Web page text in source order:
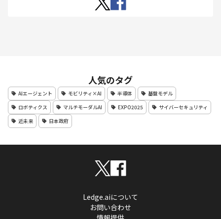
人気のタグ
AIエージェント モビリティ×AI 半導体
基盤モデル
ロボティクス
マルチモーダルAI EXPO2025
サイバーセキュリティ
近未来
日本政府
Ledge.aiについて
お問い合わせ